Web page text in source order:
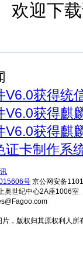
欢迎下
V6.0获得统
V6.0获得麒
V6.0获得麒
证卡制作系
号 京公网安备
奥世纪中心2A座1006室
，版权归其原权利人所